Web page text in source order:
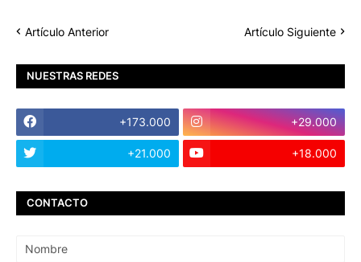
Artículo Anterior Artículo Siguiente
NUESTRAS REDES
+173.000 +29.000
+21.000 +18.000
CONTACTO